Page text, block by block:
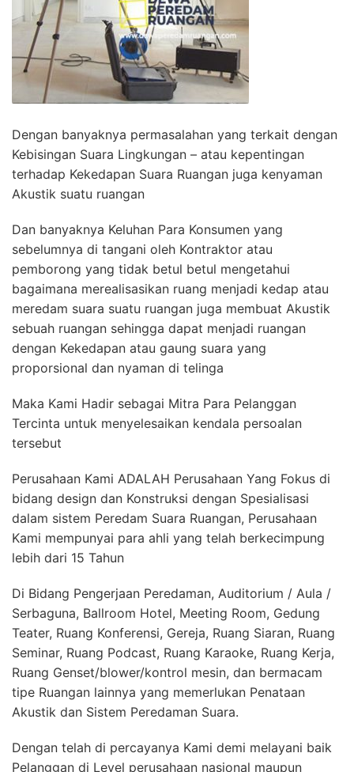
Dengan banyaknya permasalahan yang terkait dengan
Kebisingan Suara Lingkungan – atau kepentingan
terhadap Kekedapan Suara Ruangan juga kenyaman
Akustik suatu ruangan
Dan banyaknya Keluhan Para Konsumen yang
sebelumnya di tangani oleh Kontraktor atau
pemborong yang tidak betul betul mengetahui
bagaimana merealisasikan ruang menjadi kedap atau
meredam suara suatu ruangan juga membuat Akustik
sebuah ruangan sehingga dapat menjadi ruangan
dengan Kekedapan atau gaung suara yang
proporsional dan nyaman di telinga
Maka Kami Hadir sebagai Mitra Para Pelanggan
Tercinta untuk menyelesaikan kendala persoalan
tersebut
Perusahaan Kami ADALAH Perusahaan Yang Fokus di
bidang design dan Konstruksi dengan Spesialisasi
dalam sistem Peredam Suara Ruangan, Perusahaan
Kami mempunyai para ahli yang telah berkecimpung
lebih dari 15 Tahun
Di Bidang Pengerjaan Peredaman, Auditorium / Aula /
Serbaguna, Ballroom Hotel, Meeting Room, Gedung
Teater, Ruang Konferensi, Gereja, Ruang Siaran, Ruang
Seminar, Ruang Podcast, Ruang Karaoke, Ruang Kerja,
Ruang Genset/blower/kontrol mesin, dan bermacam
tipe Ruangan lainnya yang memerlukan Penataan
Akustik dan Sistem Peredaman Suara.
Dengan telah di percayanya Kami demi melayani baik
Pelanggan di Level perusahaan nasional maupun